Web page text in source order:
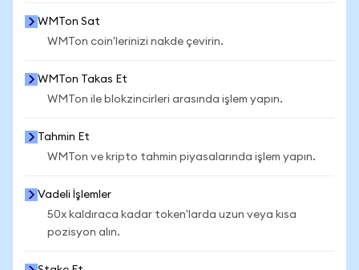
WMTon Sat
WMTon coin'lerinizi nakde çevirin.
WMTon Takas Et
WMTon ile blokzincirleri arasında işlem yapın.
Tahmin Et
WMTon ve kripto tahmin piyasalarında işlem yapın.
Vadeli İşlemler
50x kaldıraca kadar token'larda uzun veya kısa
pozisyon alın.